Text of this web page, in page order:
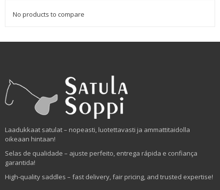
No products to compare
Laadukkaat satulat – nopeasti, luotettavasti ja ammattitaidolla
oikeaan hintaan!
Selas de qualidade – ajuste perfeito, entrega rápida e confiança
garantida!
High-quality saddles – fast delivery, fair pricing, and trusted expertise!